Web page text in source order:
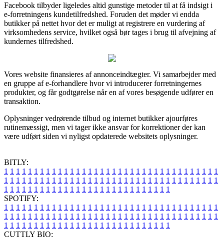
Facebook tilbyder ligeledes altid gunstige metoder til at få indsigt i
e-forretningens kundetilfredshed. Foruden det møder vi endda
butikker på nettet hvor det er muligt at registrere en vurdering af
virksomhedens service, hvilket også bør tages i brug til afvejning af
kundernes tilfredshed.
Vores website finansieres af annonceindtægter. Vi samarbejder med
en gruppe af e-forhandlere hvor vi introducerer forretningernes
produkter, og får godtgørelse når en af vores besøgende udfører en
transaktion.
Oplysninger vedrørende tilbud og internet butikker ajourføres
rutinemæssigt, men vi tager ikke ansvar for korrektioner der kan
være udført siden vi nyligst opdaterede websitets oplysninger.
BITLY:
1 1 1 1 1 1 1 1 1 1 1 1 1 1 1 1 1 1 1 1 1 1 1 1 1 1 1 1 1 1 1 1 1 1 1 1
1 1 1 1 1 1 1 1 1 1 1 1 1 1 1 1 1 1 1 1 1 1 1 1 1 1 1 1 1 1 1 1 1 1 1 1
1 1 1 1 1 1 1 1 1 1 1 1 1 1 1 1 1 1 1 1 1 1 1 1 1 1 1 1
SPOTIFY:
1 1 1 1 1 1 1 1 1 1 1 1 1 1 1 1 1 1 1 1 1 1 1 1 1 1 1 1 1 1 1 1 1 1 1 1
1 1 1 1 1 1 1 1 1 1 1 1 1 1 1 1 1 1 1 1 1 1 1 1 1 1 1 1 1 1 1 1 1 1 1 1
1 1 1 1 1 1 1 1 1 1 1 1 1 1 1 1 1 1 1 1 1 1 1 1 1 1 1 1
CUTTLY BIO: